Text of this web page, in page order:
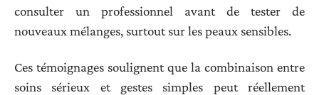
consulter un professionnel avant de tester de
nouveaux mélanges, surtout sur les peaux sensibles.
Ces témoignages soulignent que la combinaison entre
soins sérieux et gestes simples peut réellement